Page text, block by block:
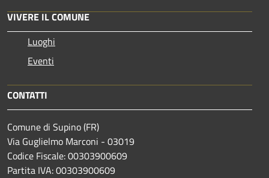
VIVERE IL COMUNE
Luoghi
Eventi
CONTATTI
Comune di Supino (FR)
Via Guglielmo Marconi - 03019
Codice Fiscale: 00303900609
Partita IVA: 00303900609